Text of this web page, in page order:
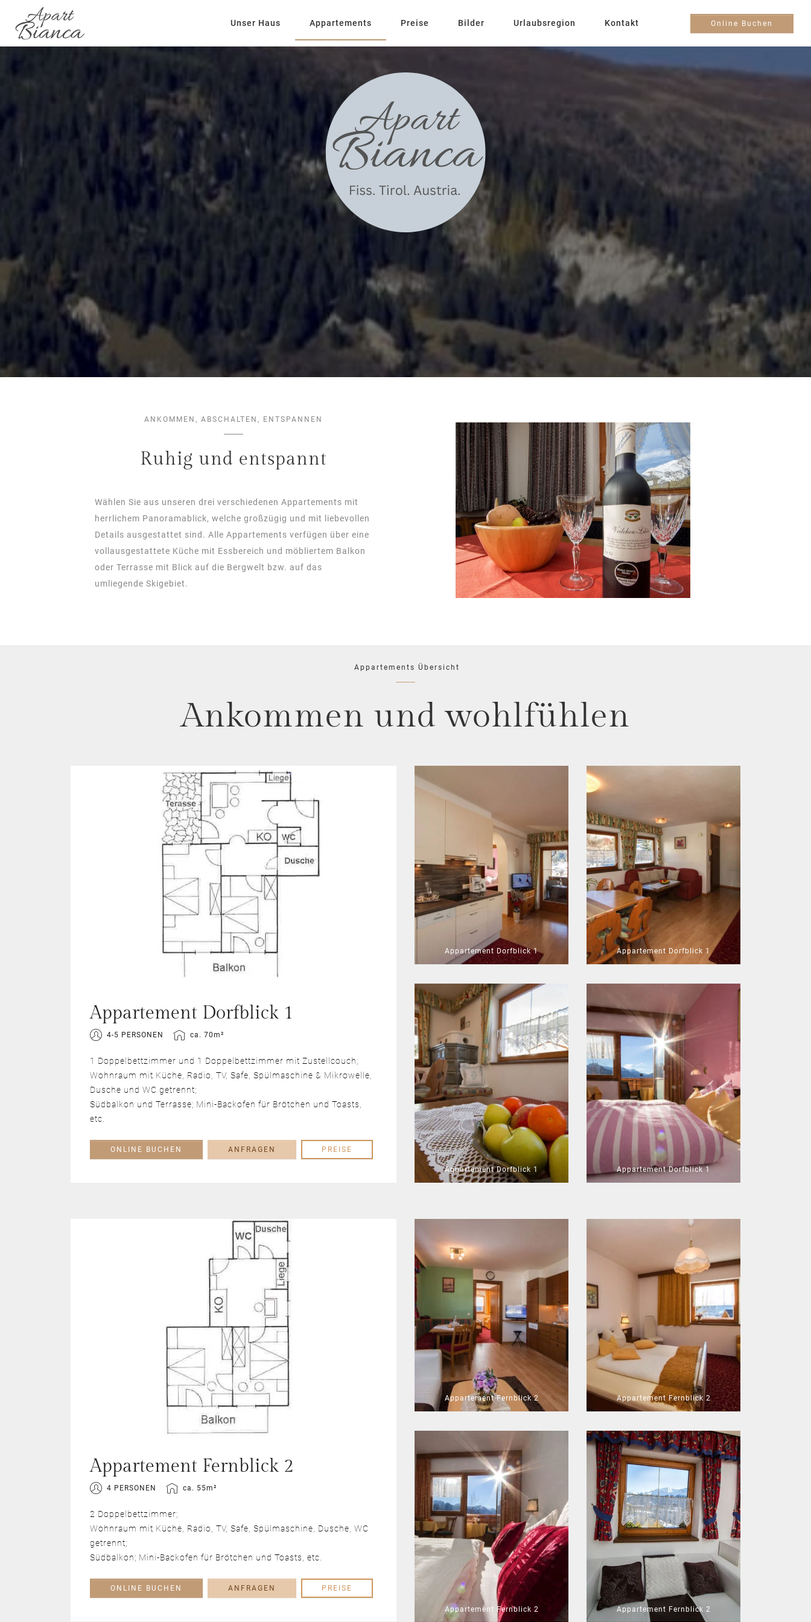
Unser Haus Appartements Preise Bilder Urlaubsregion Kontakt Online Buchen
ANKOMMEN, ABSCHALTEN, ENTSPANNEN
Ruhig und entspannt
Wählen Sie aus unseren drei verschiedenen Appartements mit
herrlichem Panoramablick, welche großzügig und mit liebevollen
Details ausgestattet sind. Alle Appartements verfügen über eine
vollausgestattete Küche mit Essbereich und möbliertem Balkon
oder Terrasse mit Blick auf die Bergwelt bzw. auf das
umliegende Skigebiet.
Appartements Übersicht
Ankommen und wohlfühlen
Appartement Dorfblick 1
4-5 PERSONEN ca. 70m²
1 Doppelbettzimmer und 1 Doppelbettzimmer mit Zustellcouch;
Wohnraum mit Küche, Radio, TV, Safe, Spülmaschine & Mikrowelle,
Dusche und WC getrennt;
Südbalkon und Terrasse; Mini-Backofen für Brötchen und Toasts,
etc.
ONLINE BUCHEN ANFRAGEN PREISE
Appartement Dorfblick 1 Appartement Dorfblick 1
Appartement Dorfblick 1 Appartement Dorfblick 1
Appartement Fernblick 2
4 PERSONEN ca. 55m²
2 Doppelbettzimmer;
Wohnraum mit Küche, Radio, TV, Safe, Spülmaschine, Dusche, WC
getrennt;
Südbalkon; Mini-Backofen für Brötchen und Toasts, etc.
ONLINE BUCHEN ANFRAGEN PREISE
Appartement Fernblick 2 Appartement Fernblick 2
Appartement Fernblick 2 Appartement Fernblick 2